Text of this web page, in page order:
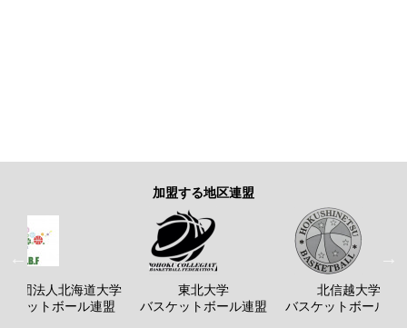
加盟する地区連盟
社団法人北海道大学
ケットボール連盟
東北大学
バスケットボール連盟
北信越大学
バスケットボール連